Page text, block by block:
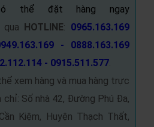
thể đặt hàng ngay
qua HOTLINE: 0965.163.169
- 0888.163.169
- 0915.511.577
xem hàng và mua hàng trực
Số nhà 42, Đường Phú Đa,
Kiệm, Huyện Thạch Thất,